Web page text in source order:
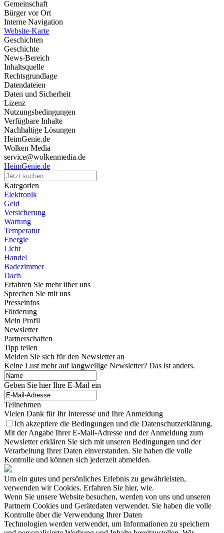
Gemeinschaft
Bürger vor Ort
Interne Navigation
Website-Karte
Geschichten
Geschichte
News-Bereich
Inhaltsquelle
Rechtsgrundlage
Datendateien
Daten und Sicherheit
Lizenz
Nutzungsbedingungen
Verfügbare Inhalte
Nachhaltige Lösungen
HeimGenie.de
Wolken Media
service@wolkenmedia.de
HeimGenie.de
Kategorien
Elektronik
Geld
Versicherung
Wartung
Temperatur
Energie
Licht
Handel
Badezimmer
Dach
Erfahren Sie mehr über uns
Sprechen Sie mit uns
Presseinfos
Förderung
Mein Profil
Newsletter
Partnerschaften
Tipp teilen
Melden Sie sich für den Newsletter an
Keine Lust mehr auf langweilige Newsletter? Das ist anders.
Geben Sie hier Ihre E-Mail ein
Teilnehmen
Vielen Dank für Ihr Interesse und Ihre Anmeldung
Ich akzeptiere die Bedingungen und die Datenschutzerklärung.
Mit der Angabe Ihrer E-Mail-Adresse und der Anmeldung zum
Newsletter erklären Sie sich mit unseren Bedingungen und der
Verarbeitung Ihrer Daten einverstanden. Sie haben die volle
Kontrolle und können sich jederzeit abmelden.
Um ein gutes und persönliches Erlebnis zu gewährleisten,
verwenden wir Cookies. Erfahren Sie hier, wie.
Wenn Sie unsere Website besuchen, werden von uns und unseren
Partnern Cookies und Gerätedaten verwendet. Sie haben die volle
Kontrolle über die Verwendung Ihrer Daten
Technologien werden verwendet, um Informationen zu speichern